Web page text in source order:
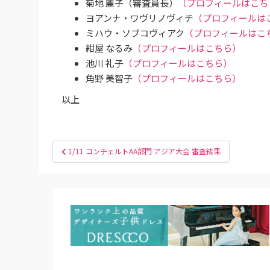
ヨアンナ・ワヴリノヴィチ （プロフィールは
ミハウ・ソブコヴィアク （プロフィールはこ
紺屋 なるみ （プロフィールはこちら）
池川 礼子 （プロフィールはこちら）
角野 美智子 （プロフィールはこちら）
以上
投
稿
1/11 コンチェルトAA部門 アジア大会 審査結果